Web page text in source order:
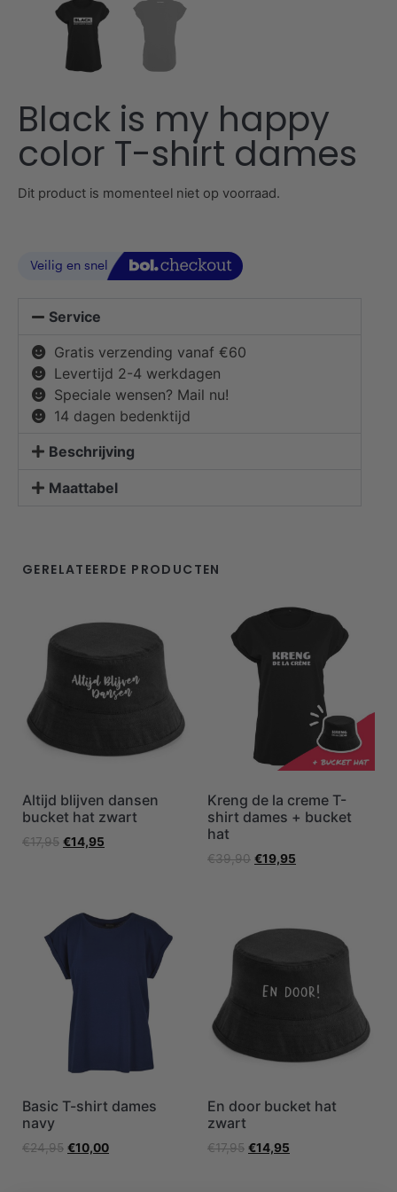
Black is my happy
color T-shirt dames
Dit product is momenteel niet op voorraad.
Service
Gratis verzending vanaf €60
Levertijd 2-4 werkdagen
Speciale wensen? Mail nu!
14 dagen bedenktijd
Beschrijving
Maattabel
GERELATEERDE PRODUCTEN
Altijd blijven dansen
bucket hat zwart
€17,95 €14,95
Kreng de la creme T-
shirt dames + bucket
hat
€39,90 €19,95
Basic T-shirt dames
navy
€24,95 €10,00
En door bucket hat
zwart
€17,95 €14,95